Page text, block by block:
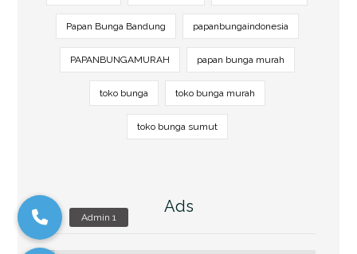
Papan Bunga Bandung papanbungaindonesia
PAPANBUNGAMURAH papan bunga murah
toko bunga toko bunga murah
toko bunga sumut
Ads